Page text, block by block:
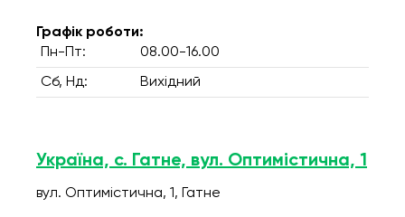
Графік роботи:
Пн-Пт:
08.00-16.00
Сб, Нд: Вихідний
Україна, с. Гатне, вул. Оптимістична, 1
вул. Оптимістична, 1, Гатне